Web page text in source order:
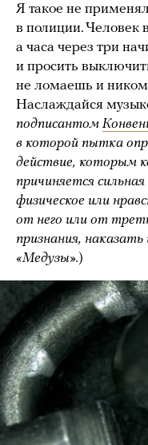
Я такое не
в полиции. Человек
а часа через три
и просить
не ломаешь и
Наслаждайся
подписантом
в которой пытка
действие, которым
причиняется
физическое или
от него или от
признания, наказать
«Медузы».)